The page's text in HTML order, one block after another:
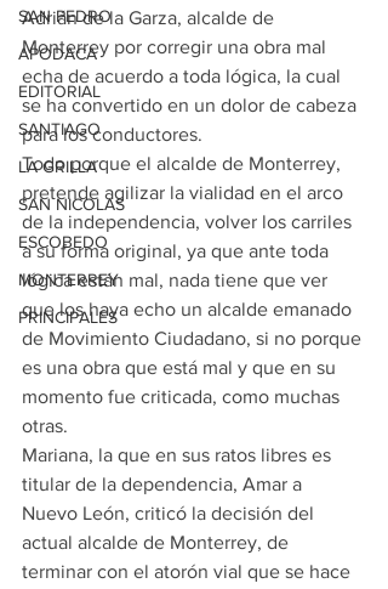
SAN PEDRO
APODACA
EDITORIAL
SANTIAGO
LA GRILLA
SAN NICOLAS
ESCOBEDO
MONTERREY
PRINCIPALES
Adrián de la Garza, alcalde de
Monterrey por corregir una obra mal
echa de acuerdo a toda lógica, la cual
se ha convertido en un dolor de cabeza
para los conductores.
Todo porque el alcalde de Monterrey,
pretende agilizar la vialidad en el arco
de la independencia, volver los carriles
a su forma original, ya que ante toda
lógica están mal, nada tiene que ver
que los haya echo un alcalde emanado
de Movimiento Ciudadano, si no porque
es una obra que está mal y que en su
momento fue criticada, como muchas
otras.
Mariana, la que en sus ratos libres es
titular de la dependencia, Amar a
Nuevo León, criticó la decisión del
actual alcalde de Monterrey, de
terminar con el atorón vial que se hace